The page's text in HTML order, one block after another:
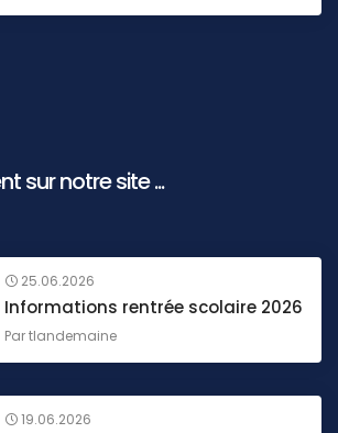
sur notre site ...
25.06.2026
Informations rentrée scolaire 2026
Partlandemaine
19.06.2026